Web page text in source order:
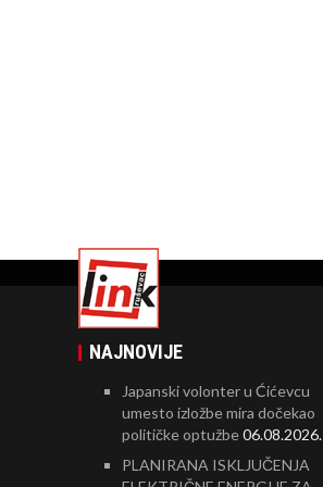
NAJNOVIJE
Japanski volonter u Ćićevcu
umesto izložbe mira dočekao
političke optužbe06.08.2026.
PLANIRANA ISKLJUČENJA